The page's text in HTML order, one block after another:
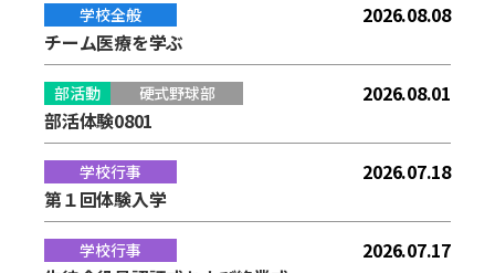
学校全般
2026.08.08
チーム医療を学ぶ
部活動 硬式野球部
2026.08.01
部活体験0801
学校行事
2026.07.18
第１回体験入学
学校行事
2026.07.17